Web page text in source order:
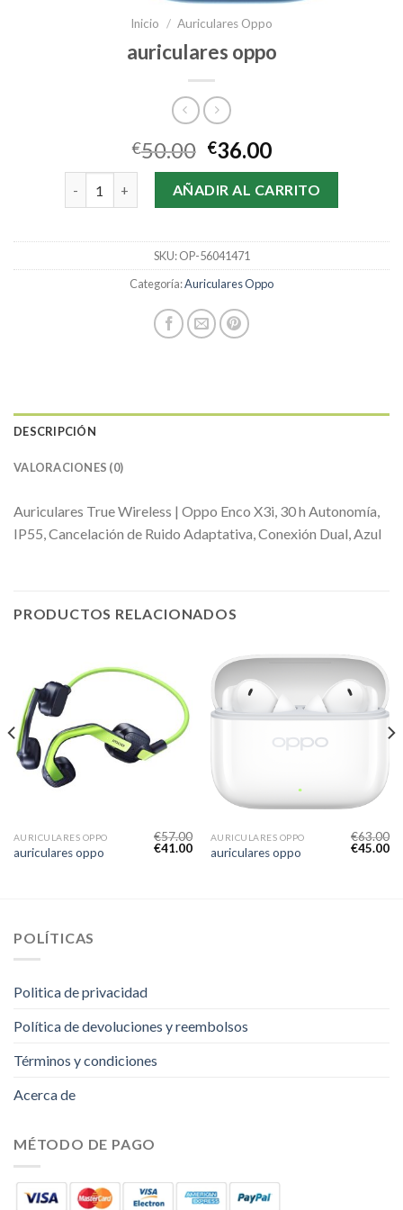
Inicio / Auriculares Oppo
auriculares oppo
€50.00 €36.00
auriculares oppo cantidadAÑADIR AL CARRITO
SKU:OP-56041471
Categoría:Auriculares Oppo
DESCRIPCIÓN
VALORACIONES (0)
Auriculares True Wireless | Oppo Enco X3i, 30 h Autonomía,
IP55, Cancelación de Ruido Adaptativa, Conexión Dual, Azul
PRODUCTOS RELACIONADOS
AURICULARES OPPO
auriculares oppo
€57.00
€41.00
AURICULARES OPPO
auriculares oppo
€63.00
€45.00
POLÍTICAS
Politica de privacidad
Política de devoluciones y reembolsos
Términos y condiciones
Acerca de
MÉTODO DE PAGO